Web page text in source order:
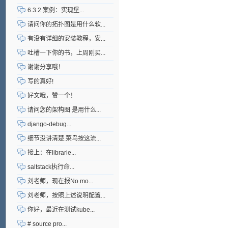
6.3.2 案例：实现堡...
请问你的拓扑图是用什么软...
有没有详细的安装教程，安...
吐槽一下你的书，上周刚买...
谢谢分享哦！
写的真好!
好文哦，赞一个！
请问您的架构图 是用什么...
django-debug...
细节没讲清楚.菜鸟按这流...
接上：在librarie...
saltstack执行命...
刘老师，现在报No mo...
刘老师，按照上述说明配置...
你好，最近在测试kube...
# source pro...